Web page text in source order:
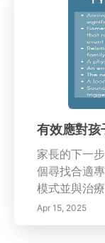
童發展批判
力。提升身
會，促進兒
和玩耍的活
們以積極的
礙課程或尋
益。培養情
過收集樹葉
自己的感受
了自尊和韌
合作和同理
們的發現，
學習，自然
種學科，如
有效應對孩
家長的下一
個尋找合適
模式並與治
方法，從而
過實施這些
Apr 15, 2025